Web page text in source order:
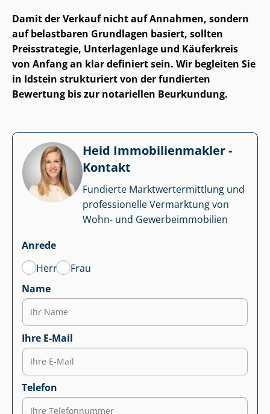
Damit der Verkauf nicht auf Annahmen, sondern
auf belastbaren Grundlagen basiert, sollten
Preisstrategie, Unterlagenlage und Käuferkreis
von Anfang an klar definiert sein. Wir begleiten Sie
in Idstein strukturiert von der fundierten
Bewertung bis zur notariellen Beurkundung.
Heid Im­mo­bi­li­en­mak­ler -
Kontakt
Fundierte Markt­wert­ermitt­lung und
professionelle Vermarktung von
Wohn- und Ge­wer­be­im­mo­bi­li­en
Anrede
Herr
Frau
Name
Ihre E-Mail
Telefon